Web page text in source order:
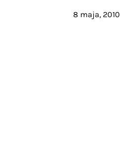
8 maja, 2010